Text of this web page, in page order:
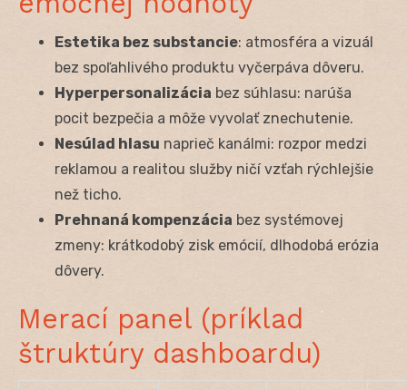
Estetika bez substancie: atmosféra a vizuál
bez spoľahlivého produktu vyčerpáva dôveru.
Hyperpersonalizácia bez súhlasu: narúša
pocit bezpečia a môže vyvolať znechutenie.
Nesúlad hlasu naprieč kanálmi: rozpor medzi
reklamou a realitou služby ničí vzťah rýchlejšie
než ticho.
Prehnaná kompenzácia bez systémovej
zmeny: krátkodobý zisk emócií, dlhodobá erózia
dôvery.
Merací panel (príklad
štruktúry dashboardu)